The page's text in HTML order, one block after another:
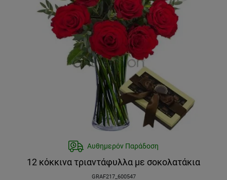
Αυθημερόν Παράδοση
12 κόκκινα τριαντάφυλλα με σοκολατάκια
GRAF217_600547